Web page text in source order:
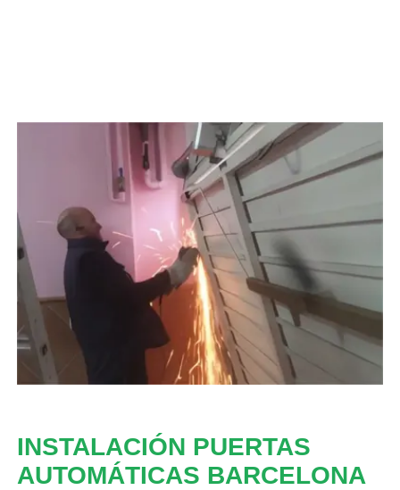
INSTALACIÓN PUERTAS
AUTOMÁTICAS BARCELONA